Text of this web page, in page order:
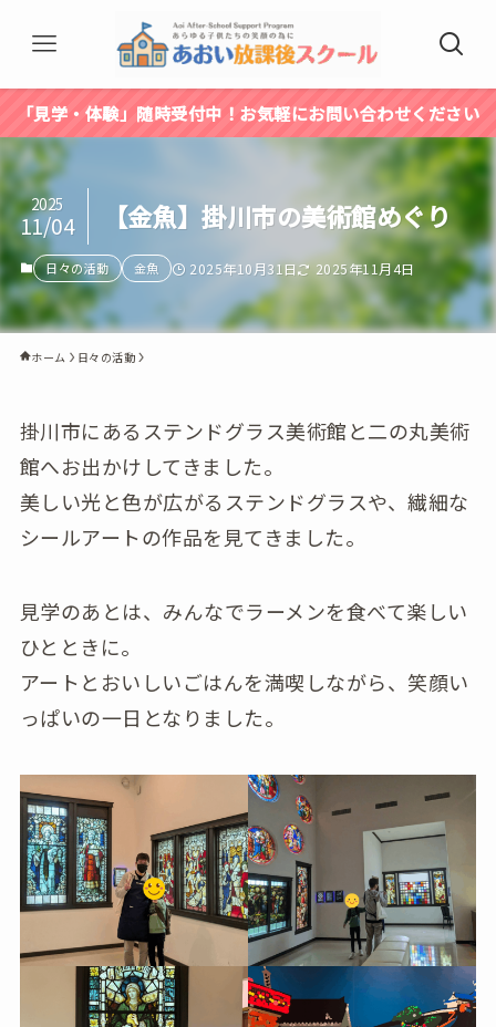
「見学・体験」随時受付中！お気軽にお問い合わせください
【金魚】掛川市の美術館めぐり
2025
11/04
日々の活動 金魚 2025年10月31日 2025年11月4日
ホーム 日々の活動
掛川市にあるステンドグラス美術館と二の丸美術
館へお出かけしてきました。
美しい光と色が広がるステンドグラスや、繊細な
シールアートの作品を見てきました。
見学のあとは、みんなでラーメンを食べて楽しい
ひとときに。
アートとおいしいごはんを満喫しながら、笑顔い
っぱいの一日となりました。